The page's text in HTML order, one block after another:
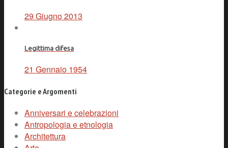
29 Giugno 2013
Legittima difesa
21 Gennaio 1954
Categorie e Argomenti
Anniversari e celebrazioni
Antropologia e etnologia
Architettura